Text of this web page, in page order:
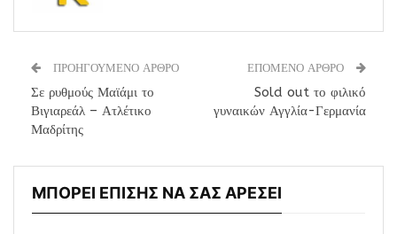
ΠΡΟΗΓΟΥΜΕΝΟ ΑΡΘΡΟ
Σε ρυθμούς Μαϊάμι το
Βιγιαρεάλ – Ατλέτικο
Μαδρίτης
ΕΠΟΜΕΝΟ ΑΡΘΡΟ
Sold out το φιλικό
γυναικών Αγγλία-Γερμανία
ΜΠΟΡΕΙ ΕΠΙΣΗΣ ΝΑ ΣΑΣ ΑΡΕΣΕΙ